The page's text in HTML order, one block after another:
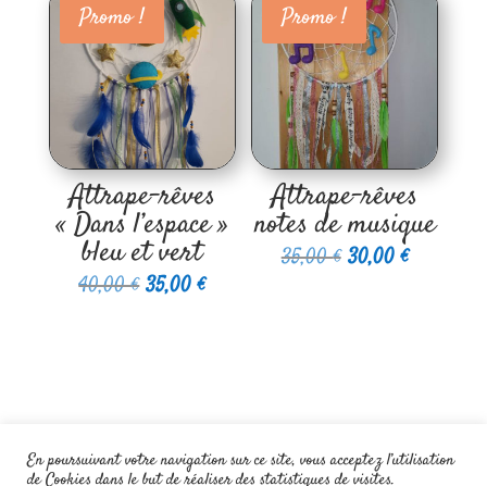
Promo !
Attrape-rêves
« Dans l’espace »
bleu et vert
40,00€Le
35,00€Le
Promo !
Attrape-rêves
notes de musique
35,00€ Le
30,00€Le
En poursuivant votre navigation sur ce site, vous acceptez l’utilisation
de Cookies dans le but de réaliser des statistiques de visites.